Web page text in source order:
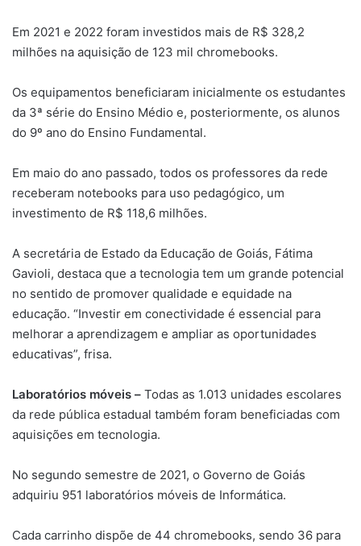
Em 2021 e 2022 foram investidos mais de R$ 328,2
milhões na aquisição de 123 mil chromebooks.
Os equipamentos beneficiaram inicialmente os estudantes
da 3ª série do Ensino Médio e, posteriormente, os alunos
do 9º ano do Ensino Fundamental.
Em maio do ano passado, todos os professores da rede
receberam notebooks para uso pedagógico, um
investimento de R$ 118,6 milhões.
A secretária de Estado da Educação de Goiás, Fátima
Gavioli, destaca que a tecnologia tem um grande potencial
no sentido de promover qualidade e equidade na
educação. “Investir em conectividade é essencial para
melhorar a aprendizagem e ampliar as oportunidades
educativas”, frisa.
Laboratórios móveis – Todas as 1.013 unidades escolares
da rede pública estadual também foram beneficiadas com
aquisições em tecnologia.
No segundo semestre de 2021, o Governo de Goiás
adquiriu 951 laboratórios móveis de Informática.
Cada carrinho dispõe de 44 chromebooks, sendo 36 para